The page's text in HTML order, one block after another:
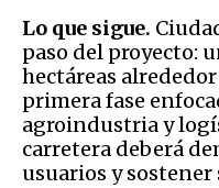
Lo que sigue.
paso del proyecto:
hectáreas
primera fase
agroindustria y
carretera deberá
usuarios y